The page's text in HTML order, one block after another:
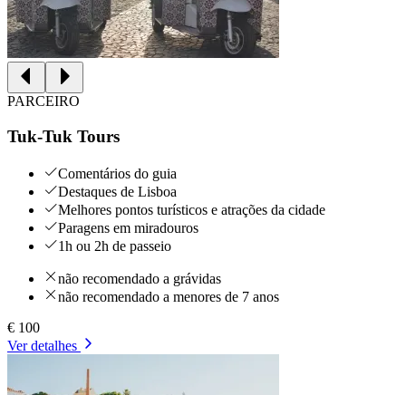
PARCEIRO
Tuk-Tuk Tours
Comentários do guia
Destaques de Lisboa
Melhores pontos turísticos e atrações da cidade
Paragens em miradouros
1h ou 2h de passeio
não recomendado a grávidas
não recomendado a menores de 7 anos
€ 100
Ver detalhes